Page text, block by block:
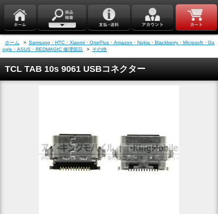
ホーム > Samsung・HTC・Xiaomi・OnePlus・Amazon・Nokia・Blackberry・Microsoft・Go
ogle・ASUS・REDMAGIC 修理部品
> その他
TCL TAB 10s 9061 USBコネクター